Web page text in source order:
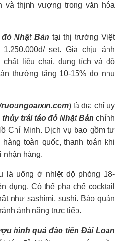
và thịnh vượng trong văn hóa
Nhật Bản tại thị trường Việt
set. Giá chịu ảnh
liệu chai, dung tích và độ
thường tăng 10-15% do nhu
) là địa chỉ uy
trái táo đỏ Nhật Bản chính
Chí Minh. Dịch vụ bao gồm tư
toàn quốc, thanh toán khi
nhận hàng.
là uống ở nhiệt độ phòng 18-
dụng. Có thể pha chế cocktail
như sashimi, sushi. Bảo quản
ánh nắng trực tiếp.
hình quả đào tiên Đài Loan